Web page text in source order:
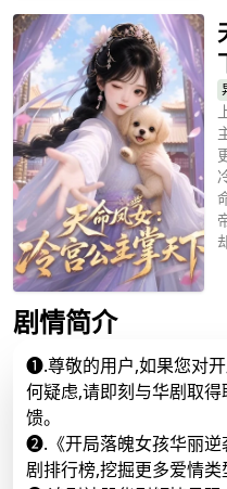
剧情简介
❶.尊敬的用户,如果您对
何疑虑,请即刻与华剧取
馈。
❷.《开局落魄女孩华丽逆
剧排行榜,挖掘更多爱情